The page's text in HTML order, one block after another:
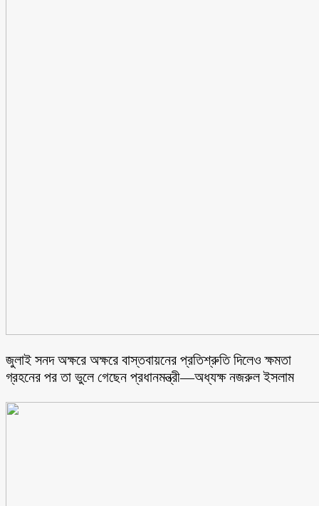
জুলাই সনদ অক্ষরে অক্ষরে বাস্তবায়নের প্রতিশ্রুতি দিলেও ক্ষমতা
গ্রহনের পর তা ভুলে গেছেন প্রধানমন্ত্রী—অধ্যক্ষ নজরুল ইসলাম